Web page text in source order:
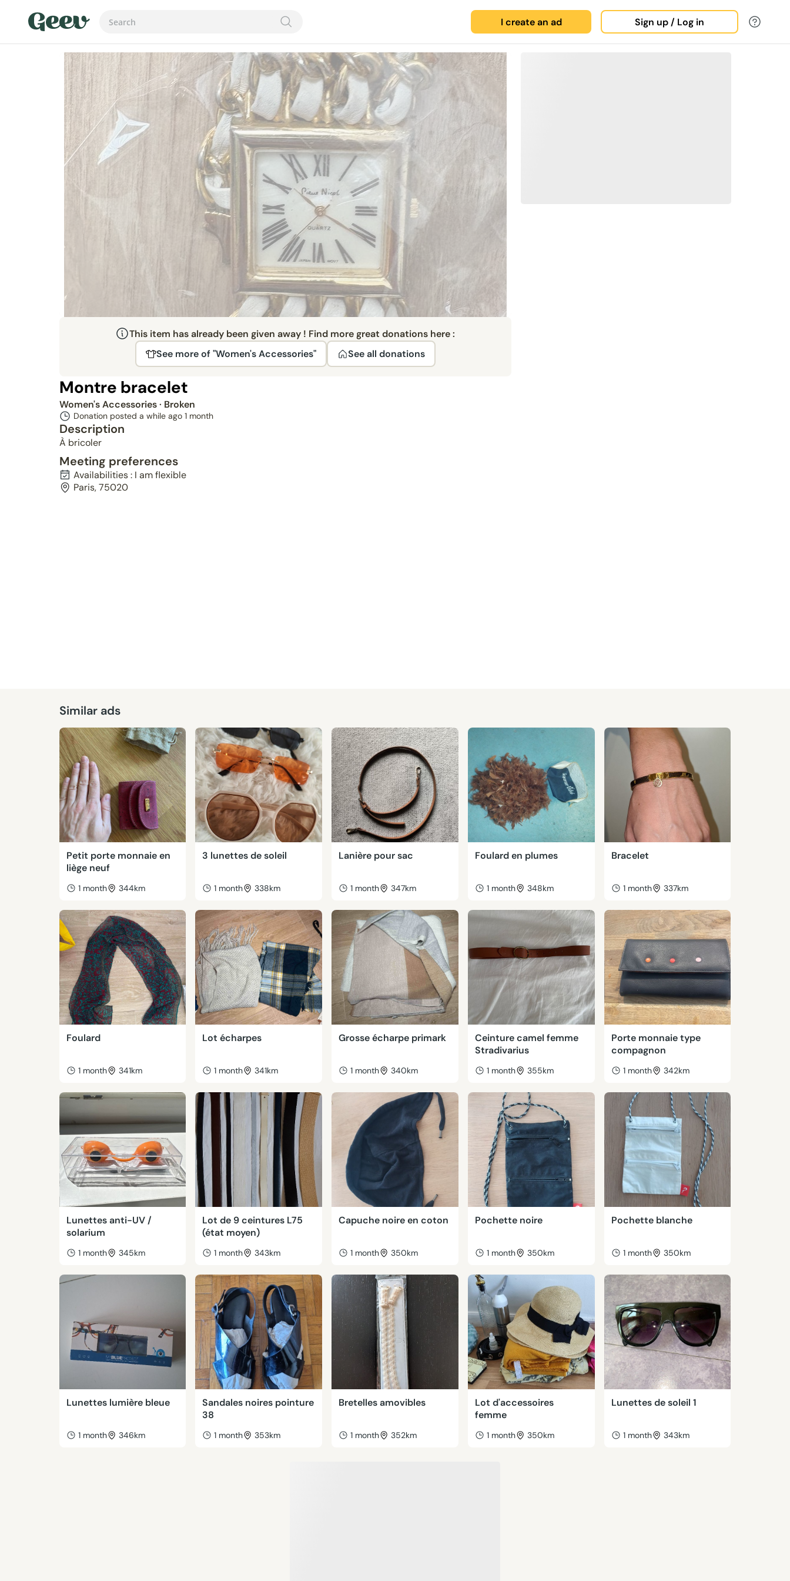
I create an ad Sign up / Log in
This item has already been given away ! Find more great donations here :
See more of "Women's Accessories"
See all donations
Montre bracelet
Women's Accessories· Broken
Donation posted a while ago 1 month
Description
À bricoler
Meeting preferences
Availabilities : I am flexible
Paris, 75020
Similar ads
Petit porte monnaie en
liège neuf
1 month 344km
3 lunettes de soleil
1 month 338km
Lanière pour sac
1 month 347km
Foulard en plumes
1 month 348km
Bracelet
1 month 337km
Foulard
1 month 341km
Lot écharpes
1 month 341km
Grosse écharpe primark
1 month 340km
Ceinture camel femme
Stradivarius
1 month 355km
Porte monnaie type
compagnon
1 month 342km
Lunettes anti-UV /
solarium
1 month 345km
Lot de 9 ceintures L75
(état moyen)
1 month 343km
Capuche noire en coton
1 month 350km
Pochette noire
1 month 350km
Pochette blanche
1 month 350km
Lunettes lumière bleue
1 month 346km
Sandales noires pointure
38
1 month 353km
Bretelles amovibles
1 month 352km
Lot d'accessoires
femme
1 month 350km
Lunettes de soleil 1
1 month 343km